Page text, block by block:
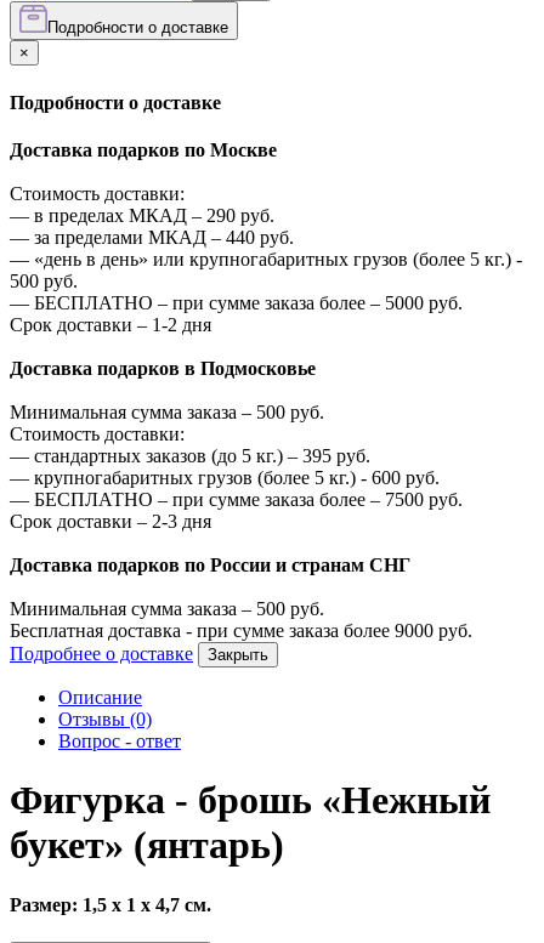
Подробности о доставке
×
Подробности о доставке
Доставка подарков по Москве
Стоимость доставки:
— в пределах МКАД – 290 руб.
— за пределами МКАД – 440 руб.
— «день в день» или крупногабаритных грузов (более 5 кг.) -
500 руб.
— БЕСПЛАТНО – при сумме заказа более – 5000 руб.
Срок доставки – 1-2 дня
Доставка подарков в Подмосковье
Минимальная сумма заказа – 500 руб.
Стоимость доставки:
— стандартных заказов (до 5 кг.) – 395 руб.
— крупногабаритных грузов (более 5 кг.) - 600 руб.
— БЕСПЛАТНО – при сумме заказа более – 7500 руб.
Срок доставки – 2-3 дня
Доставка подарков по России и странам СНГ
Минимальная сумма заказа – 500 руб.
Бесплатная доставка - при сумме заказа более 9000 руб.
Подробнее о доставке
Закрыть
Описание
Отзывы (0)
Вопрос - ответ
Фигурка - брошь «Нежный
букет» (янтарь)
Размер: 1,5 х 1 х 4,7 см.